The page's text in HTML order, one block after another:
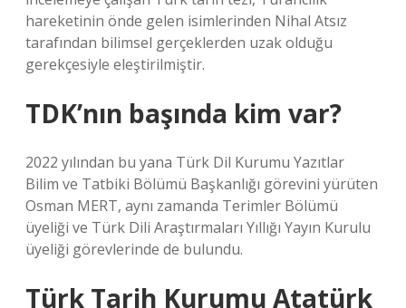
hareketinin önde gelen isimlerinden Nihal Atsız
tarafından bilimsel gerçeklerden uzak olduğu
gerekçesiyle eleştirilmiştir.
TDK’nın başında kim var?
2022 yılından bu yana Türk Dil Kurumu Yazıtlar
Bilim ve Tatbiki Bölümü Başkanlığı görevini yürüten
Osman MERT, aynı zamanda Terimler Bölümü
üyeliği ve Türk Dili Araştırmaları Yıllığı Yayın Kurulu
üyeliği görevlerinde de bulundu.
Türk Tarih Kurumu Atatürk